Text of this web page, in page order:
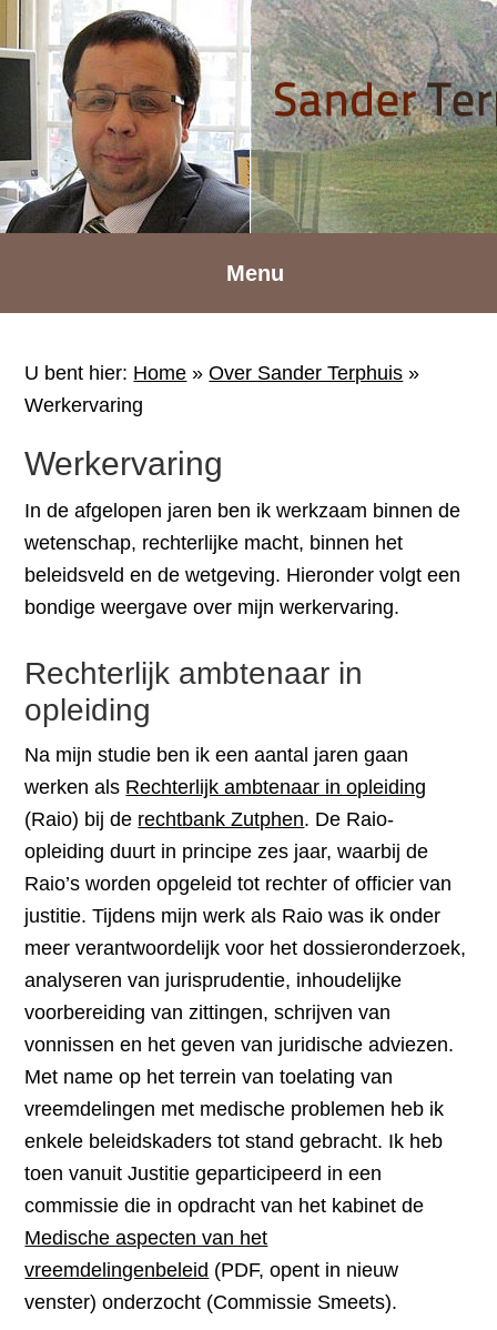
Spring
naar
hoofdnavigatie
naar
hoofd
inhoud
Spring
naar
voettekst
Menu
U bent hier: Home » Over Sander Terphuis »
Werkervaring
Werkervaring
In de afgelopen jaren ben ik werkzaam binnen de
wetenschap, rechterlijke macht, binnen het
beleidsveld en de wetgeving. Hieronder volgt een
bondige weergave over mijn werkervaring.
Rechterlijk ambtenaar in
opleiding
Na mijn studie ben ik een aantal jaren gaan
werken als Rechterlijk ambtenaar in opleiding
(Raio) bij de rechtbank Zutphen. De Raio-
opleiding duurt in principe zes jaar, waarbij de
Raio’s worden opgeleid tot rechter of officier van
justitie. Tijdens mijn werk als Raio was ik onder
meer verantwoordelijk voor het dossieronderzoek,
analyseren van jurisprudentie, inhoudelijke
voorbereiding van zittingen, schrijven van
vonnissen en het geven van juridische adviezen.
Met name op het terrein van toelating van
vreemdelingen met medische problemen heb ik
enkele beleidskaders tot stand gebracht. Ik heb
toen vanuit Justitie geparticipeerd in een
commissie die in opdracht van het kabinet de
Medische aspecten van het
vreemdelingenbeleid (PDF, opent in nieuw
venster) onderzocht (Commissie Smeets).